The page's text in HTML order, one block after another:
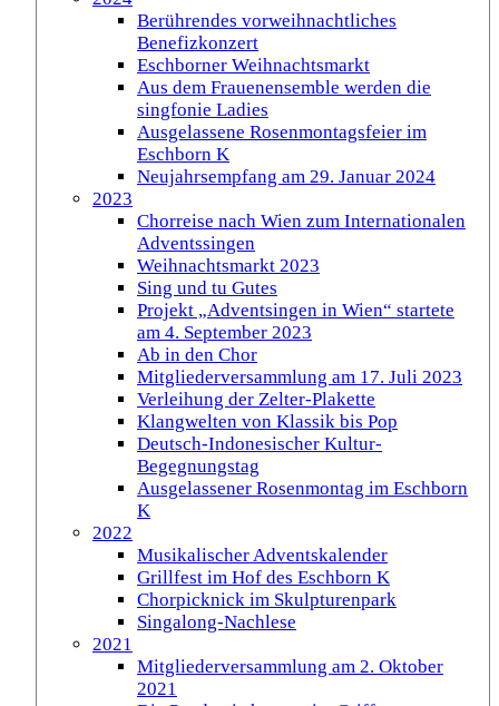
Berührendes vorweihnachtliches
Benefizkonzert
Eschborner Weihnachtsmarkt
Aus dem Frauenensemble werden die
singfonie Ladies
Ausgelassene Rosenmontagsfeier im
Eschborn K
Neujahrsempfang am 29. Januar 2024
2023
Chorreise nach Wien zum Internationalen
Adventssingen
Weihnachtsmarkt 2023
Sing und tu Gutes
Projekt „Adventsingen in Wien“ startete
am 4. September 2023
Ab in den Chor
Mitgliederversammlung am 17. Juli 2023
Verleihung der Zelter-Plakette
Klangwelten von Klassik bis Pop
Deutsch-Indonesischer Kultur-
Begegnungstag
Ausgelassener Rosenmontag im Eschborn
K
2022
Musikalischer Adventskalender
Grillfest im Hof des Eschborn K
Chorpicknick im Skulpturenpark
Singalong-Nachlese
2021
Mitgliederversammlung am 2. Oktober
2021